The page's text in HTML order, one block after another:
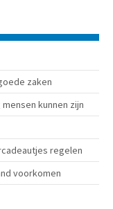
zaken
kunnen zijn
regelen
voorkomen